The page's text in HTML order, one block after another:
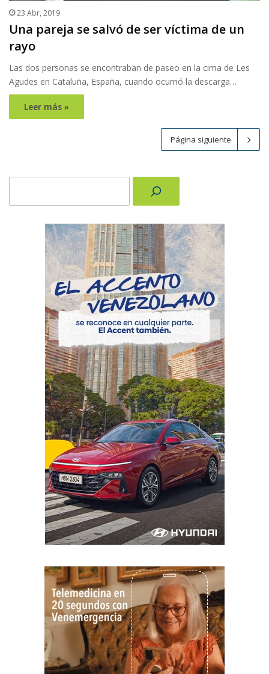
23 Abr, 2019
Una pareja se salvó de ser víctima de un
rayo
Las dos personas se encontraban de paseo en la cima de Les
Agudes en Cataluña, España, cuando ocurrió la descarga…
Leer más »
Página siguiente